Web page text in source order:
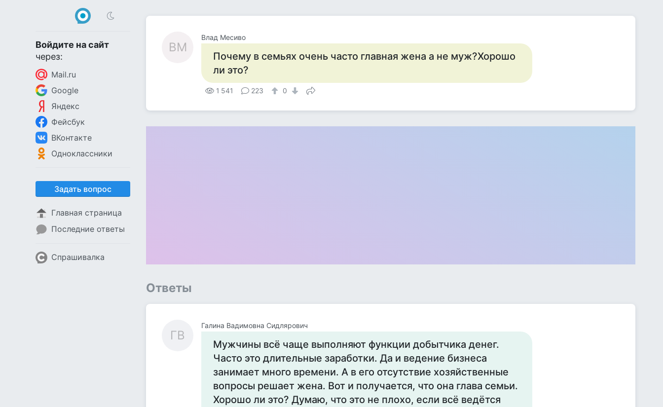
Войдите на сайт
через:
Mail.ru
Google
Яндекс
Фейсбук
ВКонтакте
Одноклассники
Задать вопрос
Главная страница
Последние ответы
Спрашивалка
ВМ
Влад Месиво
Почему в семьях очень часто главная жена а не муж?Хорошо
ли это?
1 541 223 0
Ответы
ГВ
Галина Вадимовна Сидлярович
Мужчины всё чаще выполняют функции добытчика денег.
Часто это длительные заработки. Да и ведение бизнеса
занимает много времени. А в его отсутствие хозяйственные
вопросы решает жена. Вот и получается, что она глава семьи.
Хорошо ли это? Думаю, что это не плохо, если всё ведётся